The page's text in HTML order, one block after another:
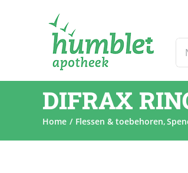
DIFRAX
Home Flessen & toebehoren